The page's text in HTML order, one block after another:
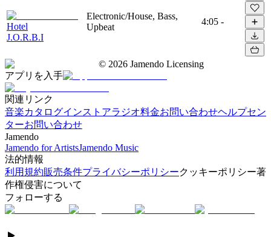
Hotel
J.O.R.B.I
Electronic/House, Bass,
Upbeat
4:05 -
© 2026 Jamendo Licensing
アプリを入手
関連リンク
音楽カタログインストアラジオ料金お問い合わせヘルプセン
ターお問い合わせ
Jamendo
Jamendo for ArtistsJamendo Music
法的情報
利用規約販売条件プライバシーポリシークッキーポリシー著
作権侵害について
フォローする